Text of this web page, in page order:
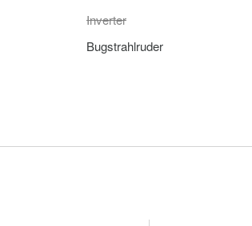
Inverter
Bugstrahlruder